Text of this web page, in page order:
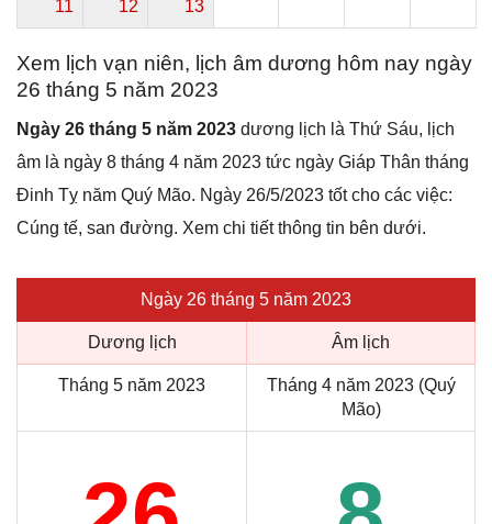
11 12 13
Xem lịch vạn niên, lịch âm dương hôm nay ngày
26 tháng 5 năm 2023
Ngày 26 tháng 5 năm 2023 dương lịch là Thứ Sáu, lịch
âm là ngày 8 tháng 4 năm 2023 tức ngày Giáp Thân tháng
Đinh Tỵ năm Quý Mão. Ngày 26/5/2023 tốt cho các việc:
Cúng tế, san đường. Xem chi tiết thông tin bên dưới.
Ngày 26 tháng 5 năm 2023
Dương lịch Âm lịch
Tháng 5 năm 2023
Tháng 4 năm 2023 (Quý
Mão)